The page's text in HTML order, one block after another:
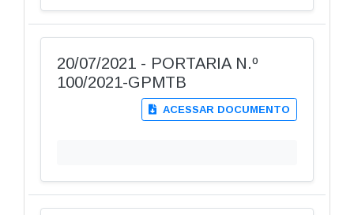
20/07/2021 - PORTARIA N.º
100/2021-GPMTB
ACESSAR DOCUMENTO